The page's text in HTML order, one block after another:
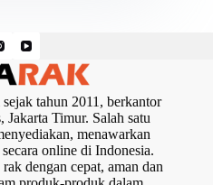
tahun 2011, berkantor
Timur. Salah satu
menawarkan
online di Indonesia.
dengan cepat, aman dan